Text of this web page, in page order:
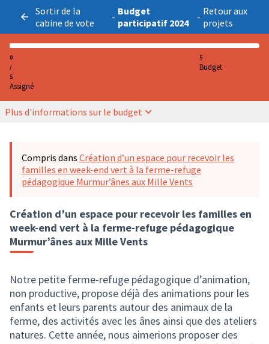
Sortir de la
cabine de vote
- Budget
participatif 2024
- Retour aux
projets
0
/
5
Assigné
5
Budget
Plus d'informations sur le budget
Compris dans Création d’un espace pour recevoir les
familles en week-end vert à la ferme-refuge
pédagogique Murmur’ânes aux Mille Vents
Création d’un espace pour recevoir les familles en
week-end vert à la ferme-refuge pédagogique
Murmur’ânes aux Mille Vents
Notre petite ferme-refuge pédagogique d’animation,
non productive, propose déjà des animations pour les
enfants et leurs parents autour des animaux de la
ferme, des activités avec les ânes ainsi que des ateliers
natures. Cette année, nous aimerions proposer des